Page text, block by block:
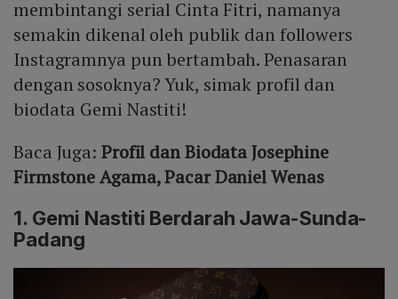
membintangi serial Cinta Fitri, namanya
semakin dikenal oleh publik dan followers
Instagramnya pun bertambah. Penasaran
dengan sosoknya? Yuk, simak profil dan
biodata Gemi Nastiti!
Baca Juga: Profil dan Biodata Josephine
Firmstone Agama, Pacar Daniel Wenas
1. Gemi Nastiti Berdarah Jawa-Sunda-
Padang